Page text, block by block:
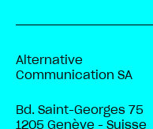
Alternative
Communication SA
Bd. Saint-Georges 75
1205 Genève - Suisse